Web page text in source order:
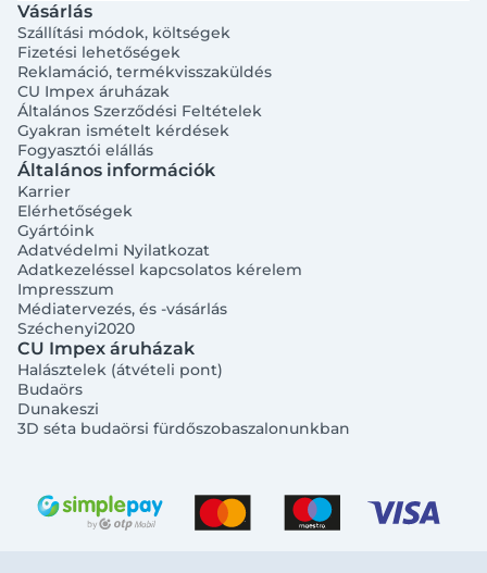
Vásárlás
Szállítási módok, költségek
Fizetési lehetőségek
Reklamáció, termékvisszaküldés
CU Impex áruházak
Általános Szerződési Feltételek
Gyakran ismételt kérdések
Fogyasztói elállás
Általános információk
Karrier
Elérhetőségek
Gyártóink
Adatvédelmi Nyilatkozat
Adatkezeléssel kapcsolatos kérelem
Impresszum
Médiatervezés, és -vásárlás
Széchenyi2020
CU Impex áruházak
Halásztelek (átvételi pont)
Budaörs
Dunakeszi
3D séta budaörsi fürdőszobaszalonunkban